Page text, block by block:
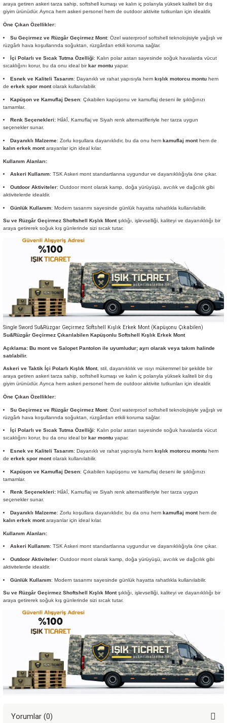
araya getiren askeri tarza sahip, softshell kumaşı ve kalın iç polarıyla yüksek kaliteli bir dış
giyim ürünüdür. Ayrıca hem askeri personel hem de outdoor aktivite tutkunları için idealdir.
Öne Çıkan Özellikler:
Su Geçirmez ve Rüzgâr Geçirmez Mont: Özel waterproof softshell teknolojisiyle yağışlı ve
rüzgârlı hava koşullarında soğuktan, rüzgârdan etkili koruma sağlar.
İçi Polarlı ve Sıcak Tutma Özelliği: Kalın polar astarı sayesinde soğuk havalarda vücut
sıcaklığını korur, bu da onu ideal birkar montu yapar.
Esnek ve Kaliteli Tasarım: Dayanıklı ve rahat yapısıyla hemkışlık motorcu montu hem
de erkek spor montolarak kullanılabilir.
Kapüşon ve Kamuflaj Desen: Çıkabilen kapüşonu ve kamuflaj deseni ile şıklığınızı
tamamlar.
Renk Seçenekleri:Hâkî, Kamuflaj ve Siyah renk alternatifleriyle her tarza uygun
seçenekler sunar.
Dayanıklı Malzeme: Zorlu koşullara dayanıklıdır, bu da onu hemkamuflaj monthem de
kalın erkek montarayanlar için ideal kılar.
Kullanım Alanları:
Askeri Kullanım: TSK Askeri mont standartlarına uygundur ve dayanıklılığıyla öne çıkar.
Outdoor Aktiviteler: Outdoor mont olarak kamp, doğa yürüyüşü, avcılık ve dağcılık gibi
aktivitelerde idealdir.
Günlük Kullanım: Modern tasarımı sayesinde günlük hayatta rahatlıkla kullanılabilir.
Su ve Rüzgâr Geçirmez Shoftshell Kışlık Montşıklığı, işlevselliği, kaliteyi ve dayanıklılığı bir
araya getirerek soğuk kış günlerinde sizi sıcak tutar.
Single Sword Su&Rüzgar Geçirmez Softshell Kışlık Erkek Mont (Kapüşonu Çıkabilen)
Su&Rüzgâr Geçirmez Çıkarılabilen Kapüşonlu Softshell Kışlık Erkek Mont
Açıklama: Bu mont ve Salopet Pantolon ile uyumludur; ayrı olarak veya takım halinde
satılabilir.
Askeri ve Taktik İçi Polarlı Kışlık Mont, stil, dayanıklılık ve ısıyı mükemmel bir şekilde bir
araya getiren askeri tarza sahip, softshell kumaşı ve kalın iç polarıyla yüksek kaliteli bir dış
giyim ürünüdür. Ayrıca hem askeri personel hem de outdoor aktivite tutkunları için idealdir.
Öne Çıkan Özellikler:
Su Geçirmez ve Rüzgâr Geçirmez Mont: Özel waterproof softshell teknolojisiyle yağışlı ve
rüzgârlı hava koşullarında soğuktan, rüzgârdan etkili koruma sağlar.
İçi Polarlı ve Sıcak Tutma Özelliği: Kalın polar astarı sayesinde soğuk havalarda vücut
sıcaklığını korur, bu da onu ideal bir kar montu yapar.
Esnek ve Kaliteli Tasarım: Dayanıklı ve rahat yapısıyla hemkışlık motorcu montu hem
de erkek spor montolarak kullanılabilir.
Kapüşon ve Kamuflaj Desen: Çıkabilen kapüşonu ve kamuflaj deseni ile şıklığınızı
tamamlar.
Renk Seçenekleri: Hâkî, Kamuflaj ve Siyah renk alternatifleriyle her tarza uygun
seçenekler sunar.
Dayanıklı Malzeme: Zorlu koşullara dayanıklıdır, bu da onu hemkamuflaj monthem de
kalın erkek montarayanlar için ideal kılar.
Kullanım Alanları:
Askeri Kullanım: TSK Askeri mont standartlarına uygundur ve dayanıklılığıyla öne çıkar.
Outdoor Aktiviteler: Outdoor mont olarak kamp, doğa yürüyüşü, avcılık ve dağcılık gibi
aktivitelerde idealdir.
Günlük Kullanım: Modern tasarımı sayesinde günlük hayatta rahatlıkla kullanılabilir.
Su ve Rüzgâr Geçirmez Shoftshell Kışlık Montşıklığı, işlevselliği, kaliteyi ve dayanıklılığı bir
araya getirerek soğuk kış günlerinde sizi sıcak tutar.
Yorumlar (0)